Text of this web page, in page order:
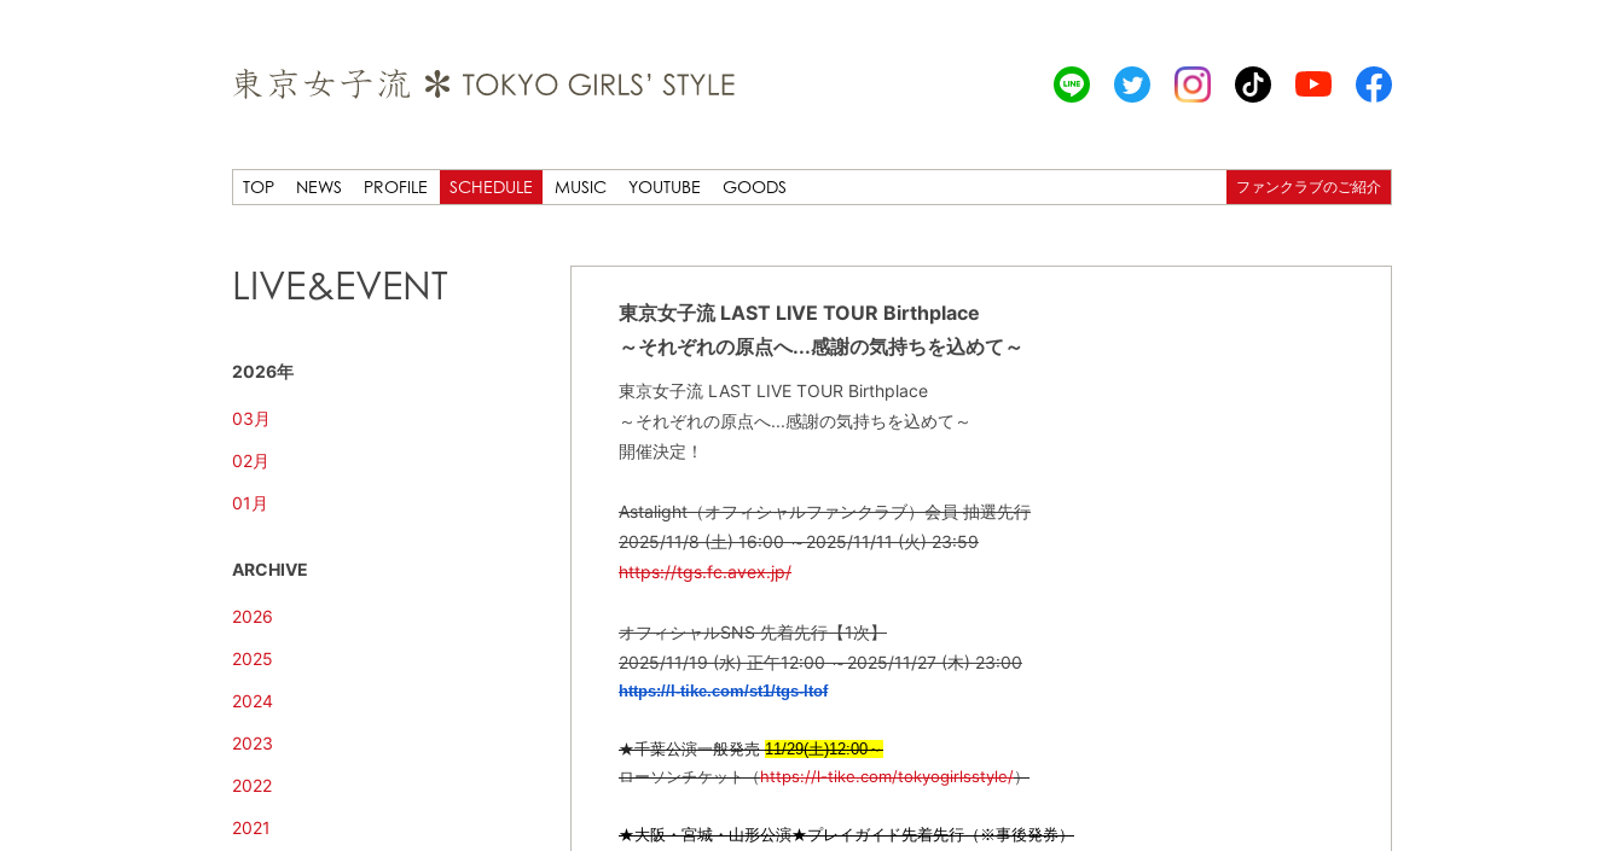
TOP NEWS PROFILE SCHEDULE MUSIC YOUTUBE GOODS ファンクラブのご紹介
LIVE&EVENT
2026年
03月
02月
01月
ARCHIVE
2026
2025
2024
2023
2022
2021
東京女子流 LAST LIVE TOUR Birthplace
～それぞれの原点へ...感謝の気持ちを込めて～
東京女子流 LAST LIVE TOUR Birthplace
～それぞれの原点へ...感謝の気持ちを込めて～
開催決定！
Astalight（オフィシャルファンクラブ）会員 抽選先行
2025/11/8 (土) 16:00 ～2025/11/11 (火) 23:59
https://tgs.fc.avex.jp/
オフィシャルSNS 先着先行【1次】
2025/11/19 (水) 正午12:00 ～2025/11/27 (木) 23:00
https://l-tike.com/st1/tgs-ltof
★千葉公演一般発売11/29(土)12:00～
ローソンチケット（https://l-tike.com/tokyogirlsstyle/）
★大阪・宮城・山形公演★プレイガイド先着先行（※事後発券）